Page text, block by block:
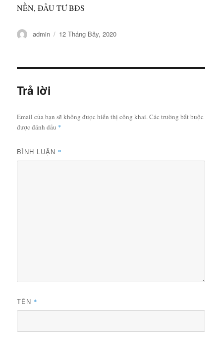
NỀN, ĐẦU TƯ BĐS
Tác
admin
Đăng
12 Tháng Bảy, 2020
Trả lời
Email của bạn sẽ không được hiển thị công khai.Các trường bắt buộc
được đánh dấu *
BÌNH LUẬN *
TÊN *